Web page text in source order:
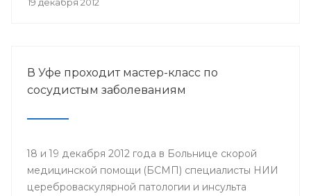
В Уфе проходит мастер-класс по
сосудистым заболеваниям
18 и 19 декабря 2012 года в Больнице скорой
медицинской помощи (БСМП) специалисты НИИ
цереброваскулярной патологии и инсульта